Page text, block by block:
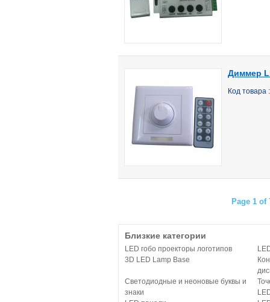
Диммер
Код товара
Page 1
Близкие категории
LED гобо проекторы логотипов
3D LED Lamp Base
Светодиодные и неоновые буквы и
знаки